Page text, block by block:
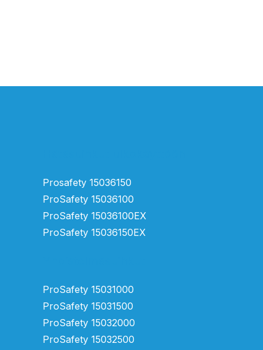
Prosafety 15036150
ProSafety 15036100
ProSafety 15036100EX
ProSafety 15036150EX
ProSafety 15031000
ProSafety 15031500
ProSafety 15032000
ProSafety 15032500